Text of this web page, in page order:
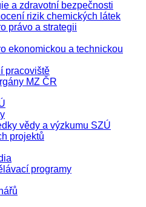
a zdravotní bezpečnosti
rizik chemických látek
právo a strategii
ekonomickou a technickou
pracoviště
MZ ČR
vědy a výzkumu SZÚ
projektů
programy